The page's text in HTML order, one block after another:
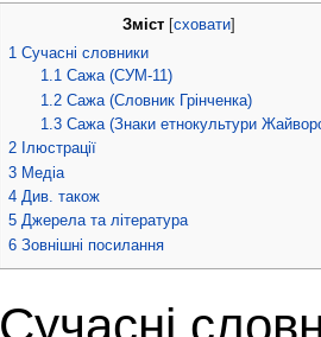
Зміст сховати
1 Сучасні словники
1.1 Сажа (СУМ-11)
1.2 Сажа (Словник Грінченка)
1.3 Сажа (Знаки етнокультури
2 Ілюстрації
3 Медіа
4 Див. також
5 Джерела та література
6 Зовнішні посилання